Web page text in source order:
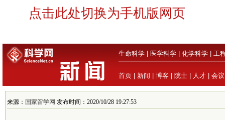
点击此处切换为手机版网页
生命科学 医学科学 化学科学 工
首页 新闻 博客 院士 人才 会议
来源： 国家留学网 发布时间：2020/10/28 19:27:53